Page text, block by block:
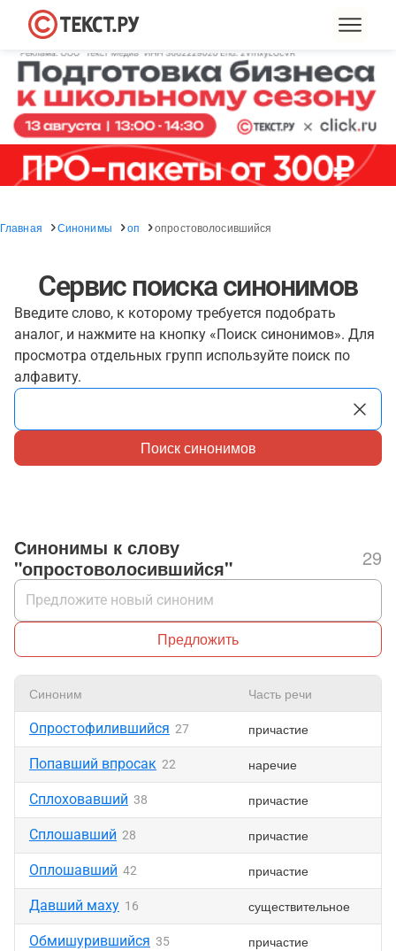
Главная Синонимы оп опростоволосившийся
Сервис поиска синонимов
Введите слово, к которому требуется подобрать
аналог, и нажмите на кнопку «Поиск синонимов». Для
просмотра отдельных групп используйте поиск по
алфавиту.
Поиск синонимов
Синонимы к слову
"опростоволосившийся"
29
Предложить
Синоним Часть речи
Опростофилившийся 27 причастие
Попавший впросак 22 наречие
Сплоховавший 38 причастие
Сплошавший 28 причастие
Оплошавший 42 причастие
Давший маху 16 существительное
Обмишурившийся 35 причастие